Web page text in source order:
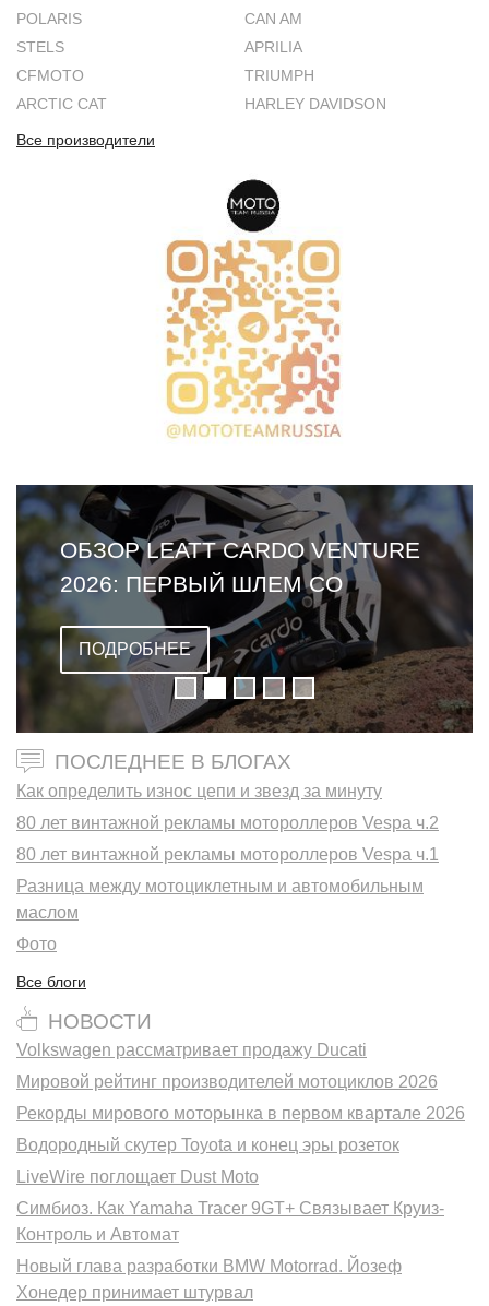
POLARIS
CAN AM
STELS
APRILIA
CFMOTO
TRIUMPH
ARCTIC CAT
HARLEY DAVIDSON
Все производители
ОБЗОР LEATT CARDO VENTURE
2026: ПЕРВЫЙ ШЛЕМ СО
ВСТРОЕННОЙ ГАРНИТУРОЙ
ПОДРОБНЕЕ
ПОСЛЕДНЕЕ В БЛОГАХ
Как определить износ цепи и звезд за минуту
80 лет винтажной рекламы мотороллеров Vespa ч.2
80 лет винтажной рекламы мотороллеров Vespa ч.1
Разница между мотоциклетным и автомобильным
маслом
Фото
Все блоги
НОВОСТИ
Volkswagen рассматривает продажу Ducati
Мировой рейтинг производителей мотоциклов 2026
Рекорды мирового моторынка в первом квартале 2026
Водородный скутер Toyota и конец эры розеток
LiveWire поглощает Dust Moto
Симбиоз. Как Yamaha Tracer 9GT+ Связывает Круиз-
Контроль и Автомат
Новый глава разработки BMW Motorrad. Йозеф
Хонедер принимает штурвал